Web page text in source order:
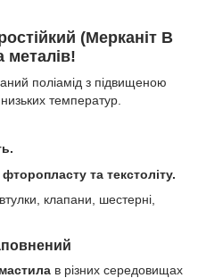
(Мерканіт В
металів!
поліамід з підвищеною
низьких температур.
та текстоліту.
клапани, шестерні,
в різних середовищах